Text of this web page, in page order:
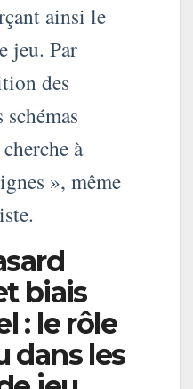
ainsi le
jeu. Par
des
à
», même
biais
: le rôle
dans les